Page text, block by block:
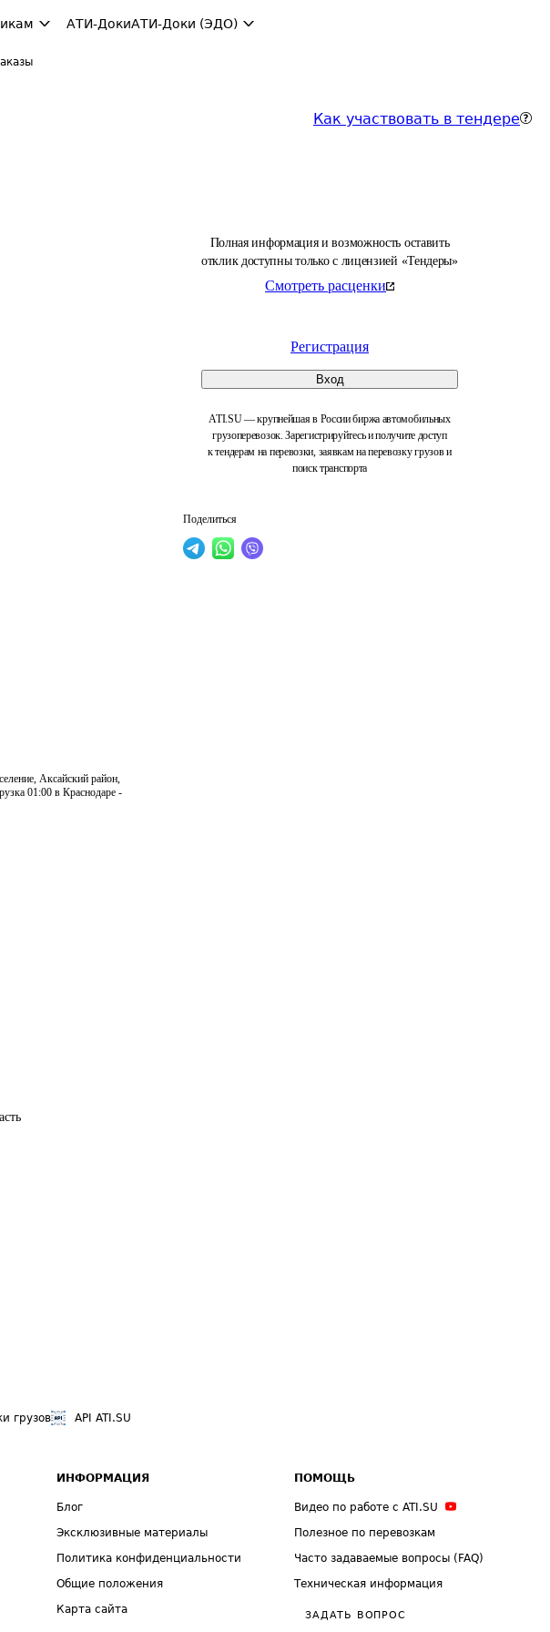
АТИ-ДокиАТИ-Доки (ЭДО)
Как участвовать в тендере
Полная информация и возможность оставить
отклик доступны только с лицензией «Тендеры»
Смотреть расценки
Регистрация
Вход
ATI.SU — крупнейшая в России биржа автомобильных
грузоперевозок. Зарегистрируйтесь и получите доступ
к тендерам на перевозки, заявкам на перевозку грузов и
поиск транспорта
Поделиться
Аксайский район,
01:00 в Краснодаре -
грузов API ATI.SU
ИНФОРМАЦИЯ
Блог
Эксклюзивные материалы
Политика конфиденциальности
Общие положения
Карта сайта
ПОМОЩЬ
Видео по работе с ATI.SU
Полезное по перевозкам
Часто задаваемые вопросы (FAQ)
Техническая информация
ЗАДАТЬ ВОПРОС